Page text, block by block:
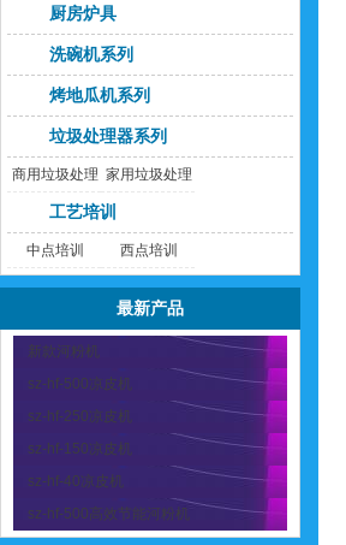
列
厨房炉具
洗碗机系列
烤地瓜机系列
垃圾处理器系列
商用垃圾处理
器
家用垃圾处理
工艺培训
中点培训 西点培训
最新产品
新款河粉机
sz-hf-500凉皮机
sz-hf-250凉皮机
sz-hf-150凉皮机
sz-hf-40凉皮机
sz-hf-500高效节能河粉机